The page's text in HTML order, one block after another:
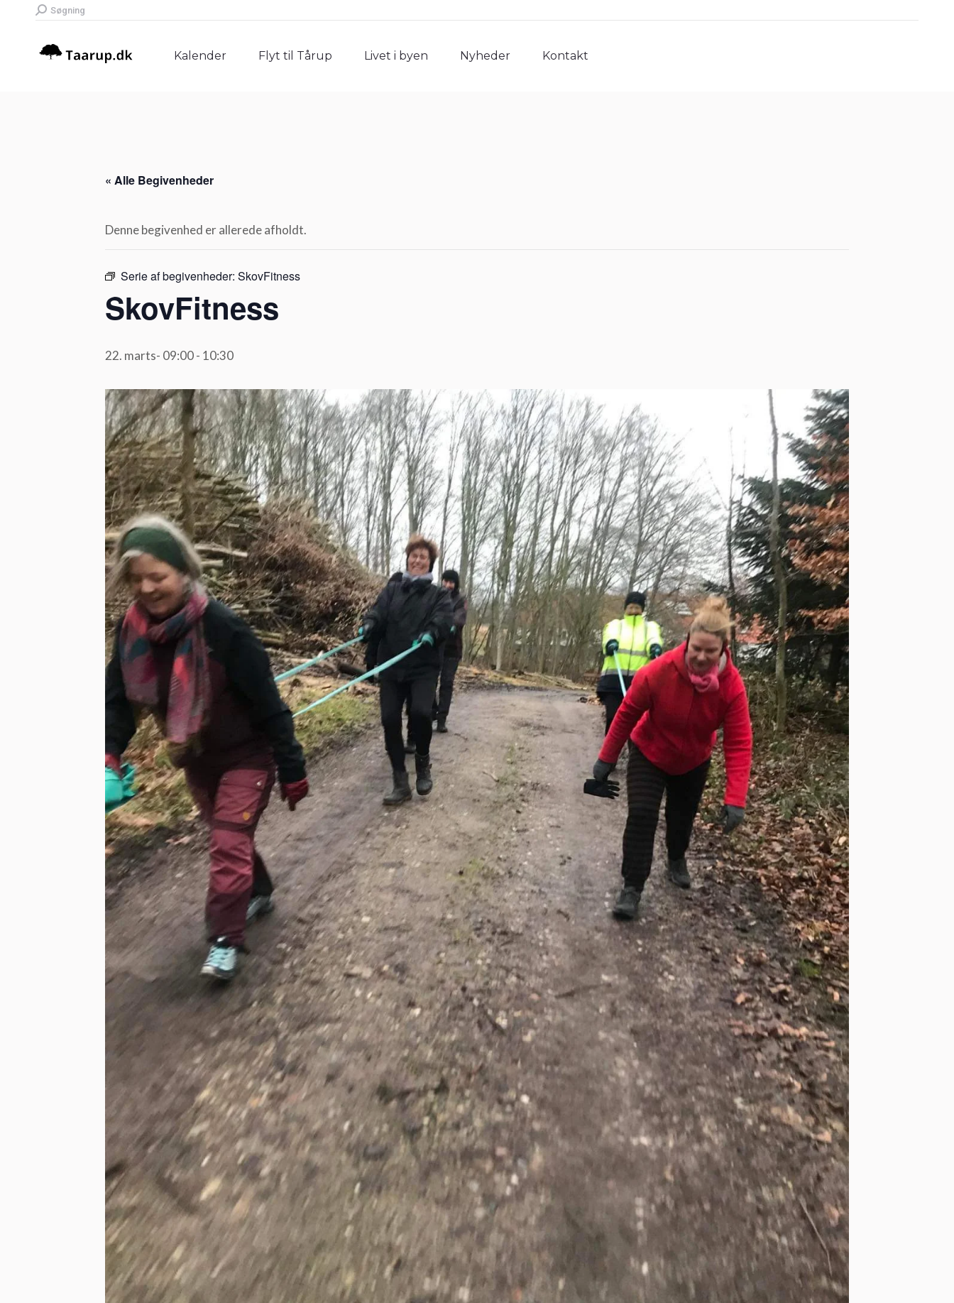
Search:
Søgning
Kalender Flyt til Tårup Livet i byen Nyheder Kontakt
« Alle Begivenheder
Denne begivenhed er allerede afholdt.
Serie af begivenheder: SkovFitness
SkovFitness
22. marts- 09:00- 10:30
Kalender Flyt til Tårup Livet i byen Nyheder Kontakt